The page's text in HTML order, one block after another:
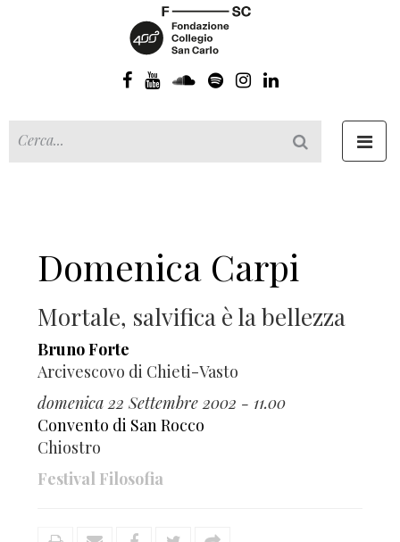
Domenica Carpi
Mortale, salvifica è la bellezza
Bruno Forte
Arcivescovo di Chieti-Vasto
domenica 22 Settembre 2002 - 11.00
Convento di San Rocco
Chiostro
Festival Filosofia